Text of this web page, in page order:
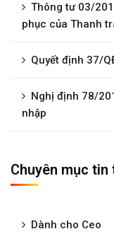
Thông tư 03/
phục của Thanh
Quyết định 37/
Nghị định 78/
nhập
Chuyên mục tin
Dành cho Ceo